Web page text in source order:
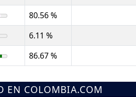
80.56 %
6.11 %
86.67 %
EN COLOMBIA.COM